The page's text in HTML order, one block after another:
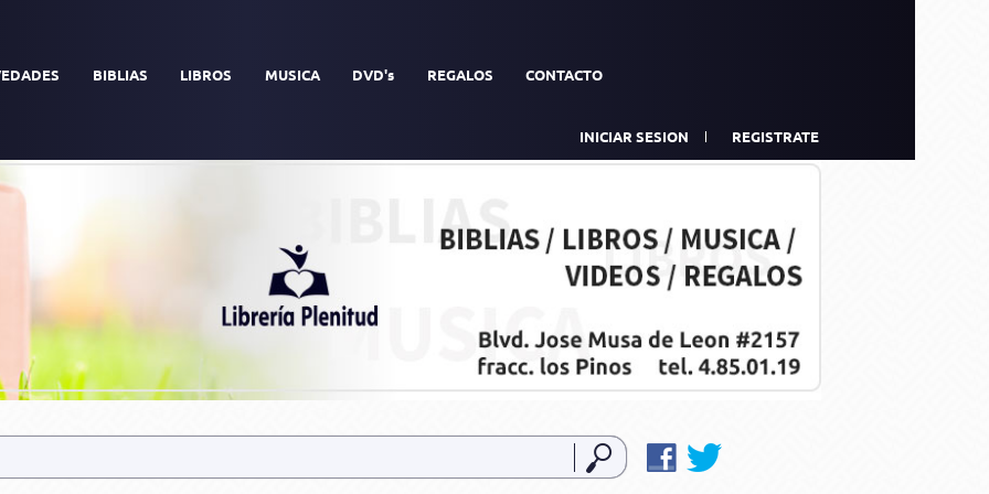
BIBLIAS LIBROS MUSICA DVD's REGALOS CONTACTO
INICIAR SESION REGISTRATE